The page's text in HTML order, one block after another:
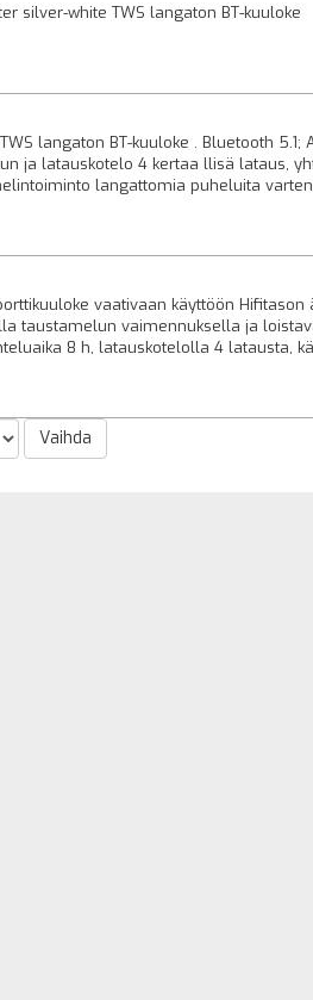
silver-white TWS langaton BT-kuuloke
langaton BT-kuuloke . Bluetooth 5.1;
ja latauskotelo 4 kertaa llisä lataus,
langattomia puheluita
vaativaan käyttöön Hifitason
taustamelun vaimennuksella ja
8 h, latauskotelolla 4 latausta,